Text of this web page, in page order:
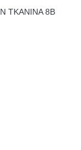
TKANINA 8B